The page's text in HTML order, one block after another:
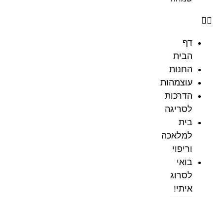
דף
הבית
החנות
עוצמהות
הדרכות
לסריגה
בית
למלאכה
וריפוי
בואי
לסרוג
איתי!